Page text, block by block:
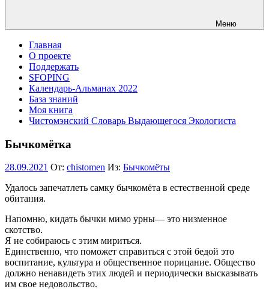
Меню
Главная
О проекте
Поддержать
SFOPING
Календарь-Альманах 2022
База знаний
Моя книга
Чистомэнский Словарь Выдающегося Экологиста
Бычкомётка
28.09.2021 От: chistomen Из: Бычкомёты
Удалось запечатлеть самку бычкомёта в естественной среде
обитания.
Напомню, кидать бычки мимо урны— это низменное
скотство.
Я не собираюсь с этим мириться.
Единственно, что поможет справиться с этой бедой это
воспитание, культура и общественное порицание. Общество
должно ненавидеть этих людей и периодически высказывать
им свое недовольство.